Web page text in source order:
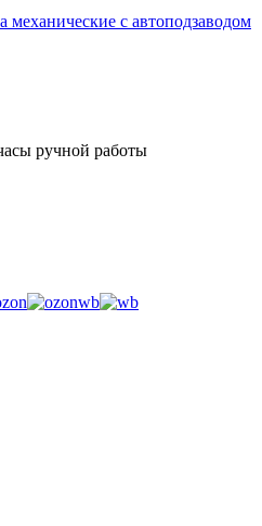
с автоподзаводом
ручной работы
wb